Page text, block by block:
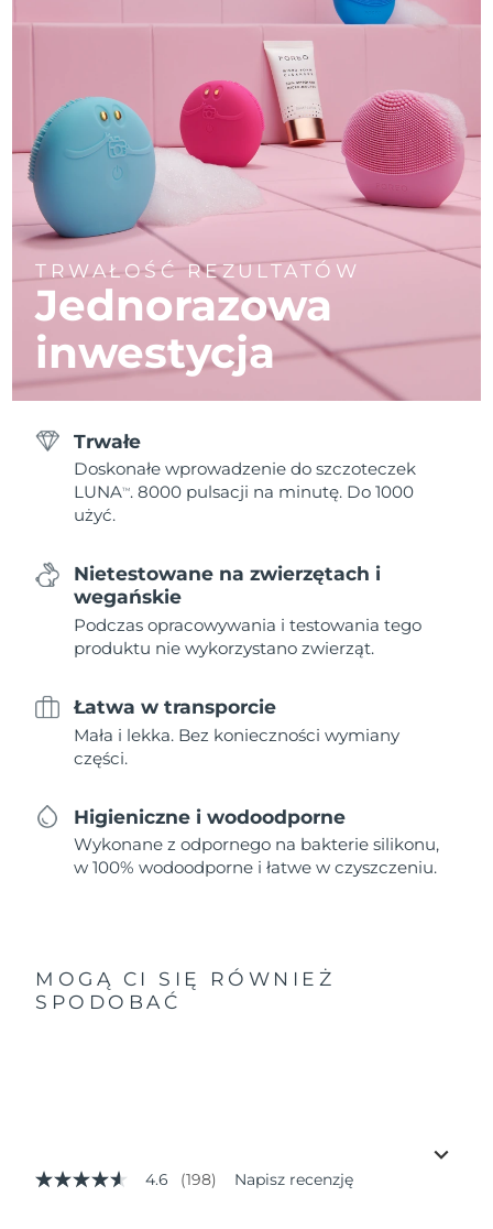
TRWAŁOŚĆ REZULTATÓW
Jednorazowa
inwestycja
Trwałe
Doskonałe wprowadzenie do szczoteczek
LUNATM . 8000 pulsacji na minutę. Do 1000
użyć.
Nietestowane na zwierzętach i
wegańskie
Podczas opracowywania i testowania tego
produktu nie wykorzystano zwierząt.
Łatwa w transporcie
Mała i lekka. Bez konieczności wymiany
części.
Higieniczne i wodoodporne
Wykonane z odpornego na bakterie silikonu,
w 100% wodoodporne i łatwe w czyszczeniu.
MOGĄ CI SIĘ RÓWNIEŻ
SPODOBAĆ
4.6
4.6 (198) Napisz recenzję